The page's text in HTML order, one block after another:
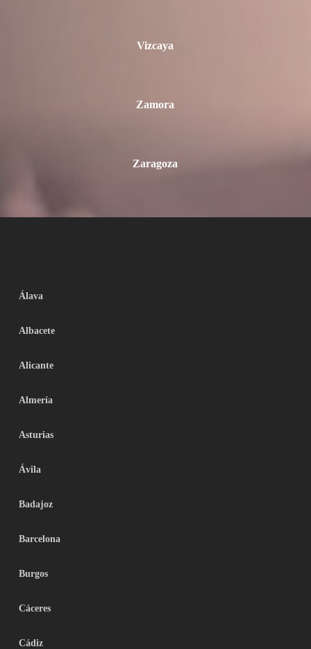
Vizcaya
Zamora
Zaragoza
Álava
Albacete
Alicante
Almería
Asturias
Ávila
Badajoz
Barcelona
Burgos
Cáceres
Cádiz